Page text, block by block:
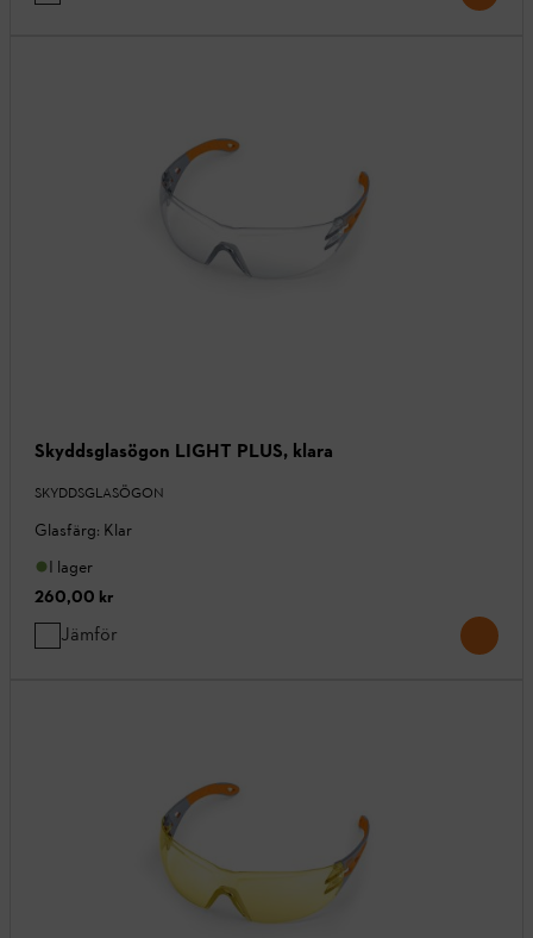
Skyddsglasögon LIGHT PLUS, klara
SKYDDSGLASÖGON
Glasfärg: Klar
I lager
260,00 kr
Jämför